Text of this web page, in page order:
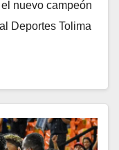
nuevo campeón
Deportes Tolima